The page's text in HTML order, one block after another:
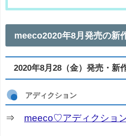
meeco2020年8月発売の新
2020年8月28（金）発売・新
アディクション
⇒ meeco♡アディクショ